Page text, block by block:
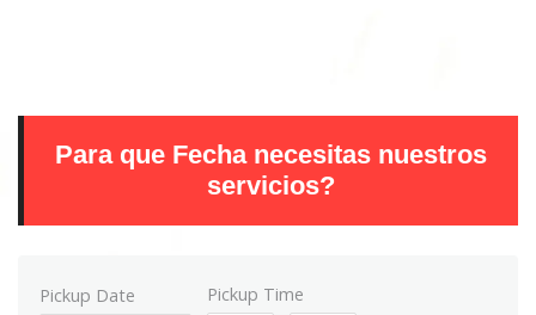
Para que Fecha necesitas nuestros
servicios?
Pickup Date Pickup Time